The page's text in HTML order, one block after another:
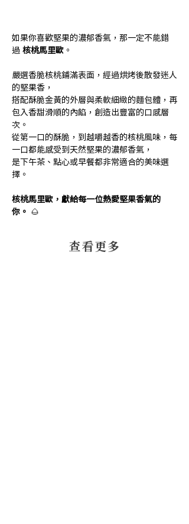
如果你喜歡堅果的濃郁香氣，那一定不能錯
過 核桃馬里歐 。
嚴選香脆核桃鋪滿表面，經過烘烤後散發迷人
的堅果香，
搭配酥脆金黃的外層與柔軟細緻的麵包體，再
包入香甜滑順的內餡，創造出豐富的口感層
次。
從第一口的酥脆，到越嚼越香的核桃風味，每
一口都能感受到天然堅果的濃郁香氣，
是下午茶、點心或早餐都非常適合的美味選
擇。
核桃馬里歐，獻給每一位熱愛堅果香氣的
你。 🌰
​查看更多